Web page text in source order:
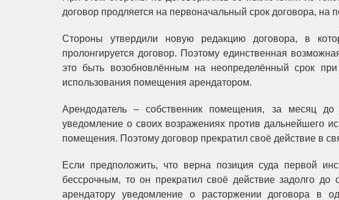
договор продляется на первоначальный срок договора, на
Стороны утвердили новую редакцию договора, в
пролонгируется договор. Поэтому единственная
это быть возобновлённым на неопределённый срок
использования помещения арендатором.
Арендодатель – собственник помещения, за месяц до
уведомление о своих возражениях против дальнейшего
помещения. Поэтому договор прекратил своё действие в
Если предположить, что верна позиция суда первой
бессрочным, то он прекратил своё действие задолго
арендатору уведомление о расторжении договора в